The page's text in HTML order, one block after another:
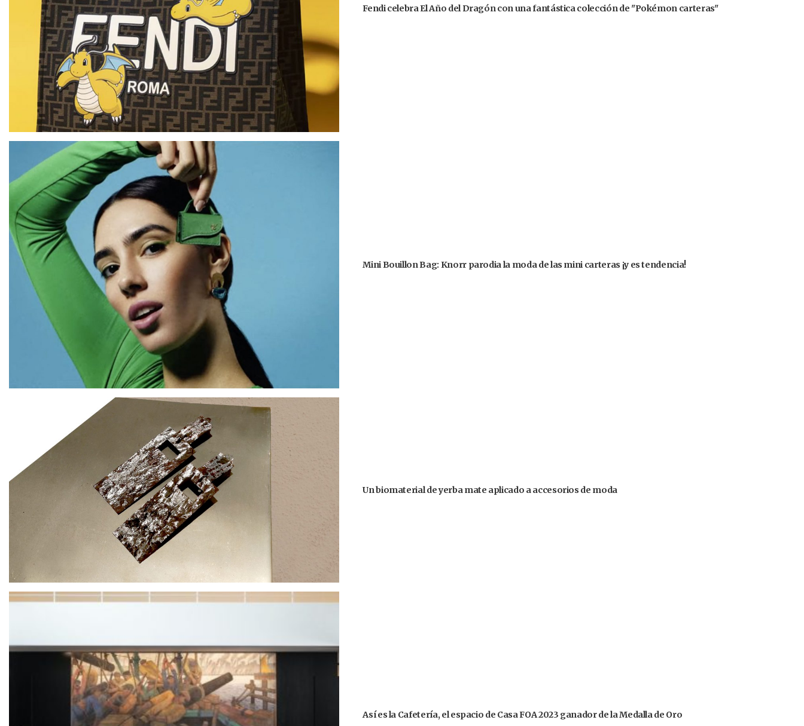
Fendi celebra El Año del Dragón con una fantástica colección de "Pokémon carteras"
Mini Bouillon Bag: Knorr parodia la moda de las mini carteras ¡y es tendencia!
Un biomaterial de yerba mate aplicado a accesorios de moda
Así es la Cafetería, el espacio de Casa FOA 2023 ganador de la Medalla de Oro